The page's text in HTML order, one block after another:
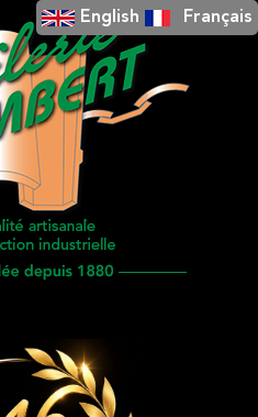
English Français